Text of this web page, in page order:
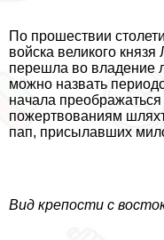
По прошествии
войска великого
перешла во владение
можно назвать
начала
пожертвованиям
пап, присылавших
Вид крепости с